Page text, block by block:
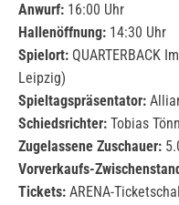
Anwurf: 16:00 Uhr
Hallenöffnung: 14:30 Uhr
Spielort: QUARTERBACK
Leipzig)
Spieltagspräsentator:
Schiedsrichter: Tobias
Zugelassene Zuschauer:
Vorverkaufs-
Tickets: ARENA-